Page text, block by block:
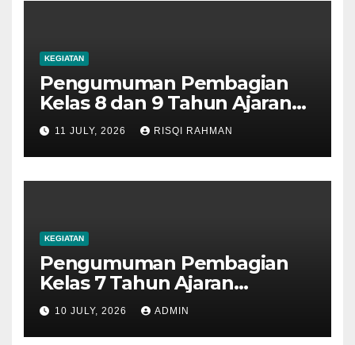
KEGIATAN
Pengumuman Pembagian
Kelas 8 dan 9 Tahun Ajaran
2026-2027
11 JULY, 2026 RISQI RAHMAN
KEGIATAN
Pengumuman Pembagian
Kelas 7 Tahun Ajaran
2026/2027
10 JULY, 2026 ADMIN